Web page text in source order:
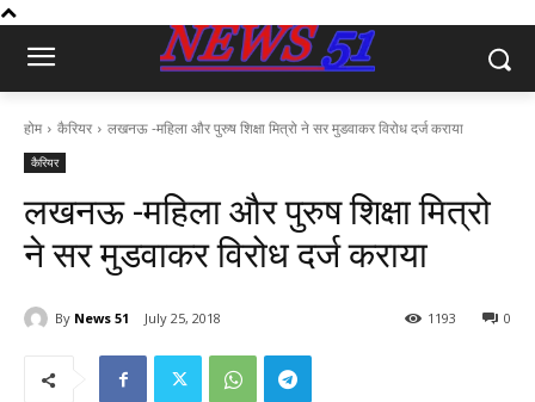
होम कैरियर लखनऊ -महिला और पुरुष शिक्षा मित्रो ने सर मुडवाकर विरोध दर्ज कराया
कैरियर
लखनऊ -महिला और पुरुष शिक्षा मित्रो
ने सर मुडवाकर विरोध दर्ज कराया
By News 51 July 25, 2018 0
1193